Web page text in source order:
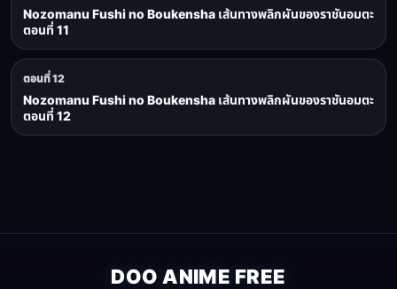
Nozomanu Fushi no Boukensha เส้นทางพลิกผันของราชันอมตะ
ตอนที่ 11
ตอนที่ 12
Nozomanu Fushi no Boukensha เส้นทางพลิกผันของราชันอมตะ
ตอนที่ 12
DOO ANIME FREE